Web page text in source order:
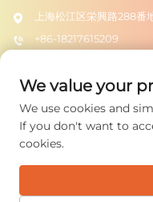
上海松江区栄興路288番
+86-18217615209
Copyright © 2026 上海栄拓
We value your
We use cookies and
If you don't want to
cookies.